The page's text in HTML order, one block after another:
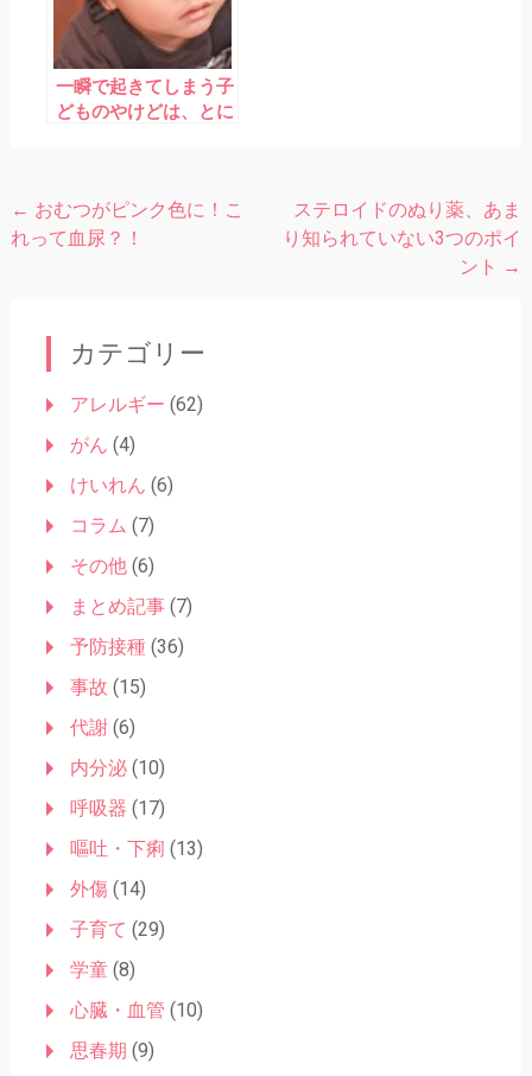
一瞬で起きてしまう子
どものやけどは、とに
投
稿
← おむつがピンク色に！こ
れって血尿？！
ステロイドのぬり薬、あま
り知られていない3つのポイ
ント →
カテゴリー
アレルギー (62)
がん (4)
けいれん (6)
コラム (7)
その他(6)
まとめ記事(7)
予防接種(36)
事故 (15)
代謝(6)
内分泌(10)
呼吸器 (17)
嘔吐・下痢 (13)
外傷(14)
子育て (29)
学童(8)
心臓・血管 (10)
思春期 (9)